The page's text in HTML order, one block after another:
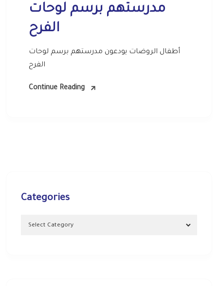
مدرستهم برسم لوحات
الفرح
أطفال الروضات يودعون مدرستهم برسم لوحات
الفرح
Continue Reading
Categories